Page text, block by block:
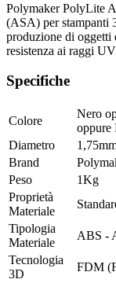
Polymaker PolyLite
(ASA) per stampanti
produzione di oggetti
resistenza ai raggi
Specifiche
Colore
Nero
oppure
Diametro
Brand
Peso
1Kg
Proprietà
Materiale
Tipologia
Materiale
ABS -
Tecnologia
3D
FDM